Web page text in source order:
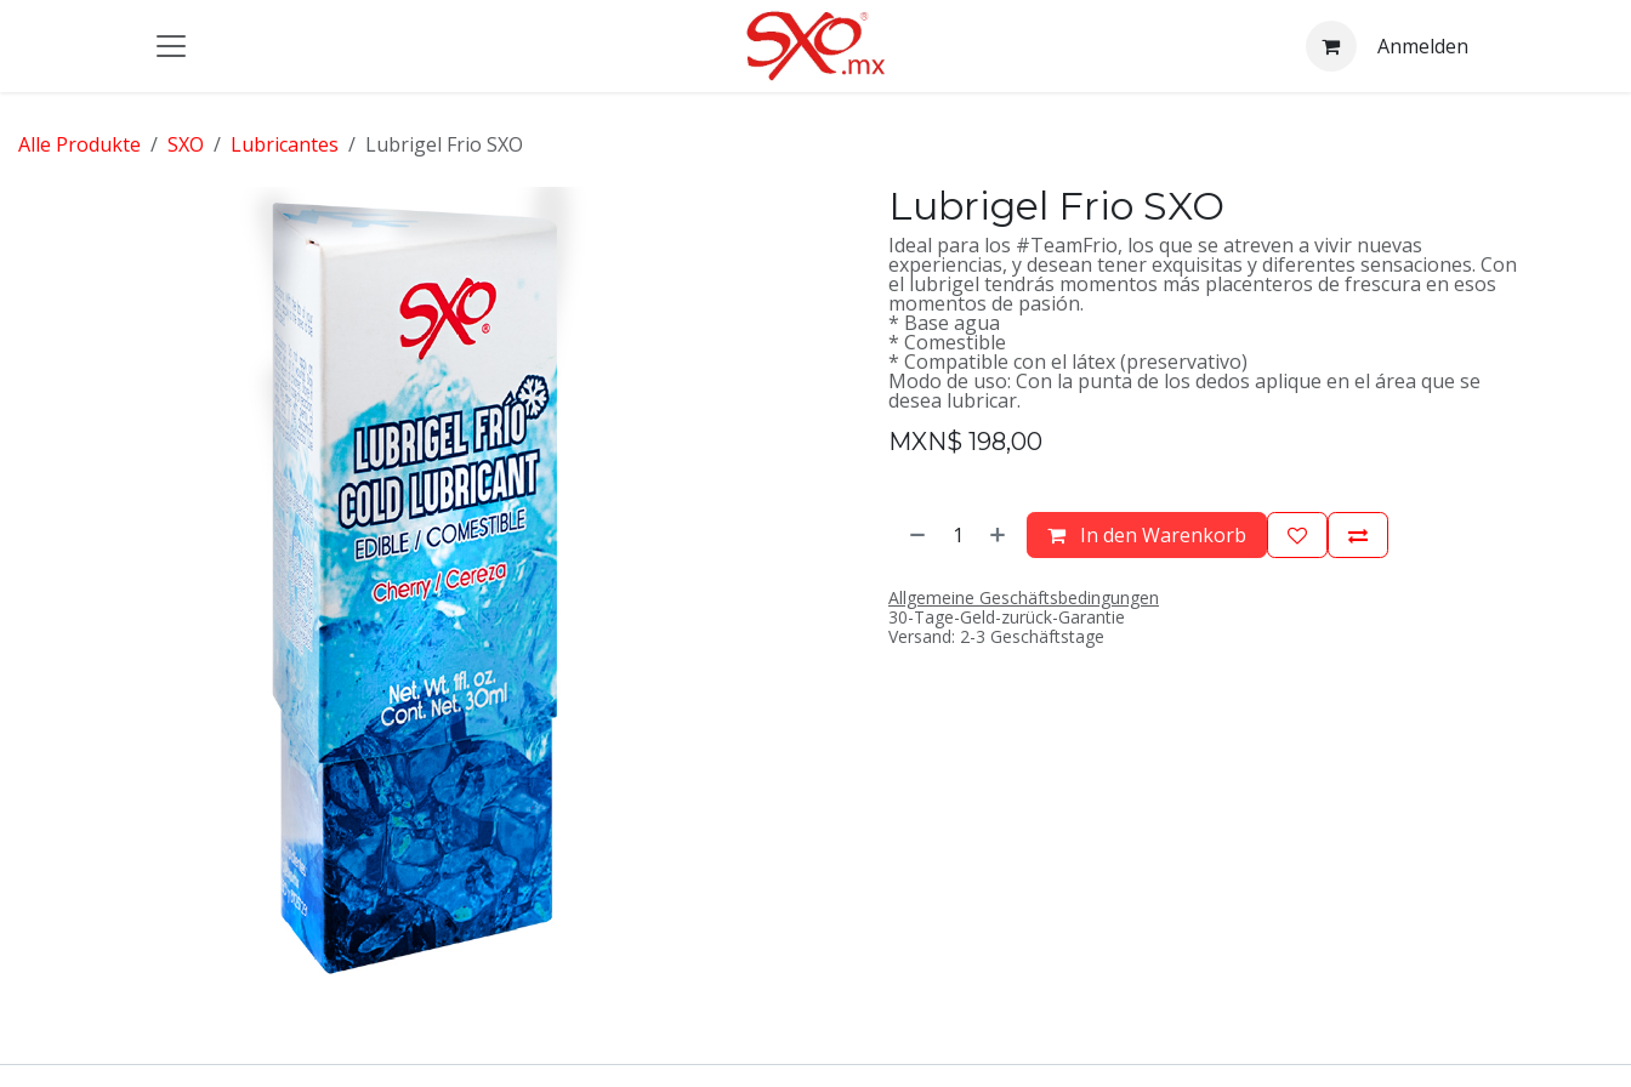
Anmelden
Alle Produkte SXO Lubricantes Lubrigel Frio SXO
Lubrigel Frio SXO
Ideal para los #TeamFrio, los que se atreven a vivir nuevas
experiencias, y desean tener exquisitas y diferentes sensaciones. Con
el lubrigel tendrás momentos más placenteros de frescura en esos
momentos de pasión.
* Base agua
* Comestible
* Compatible con el látex (preservativo)
Modo de uso: Con la punta de los dedos aplique en el área que se
desea lubricar.
MXN$ 198,00
In den Warenkorb
Allgemeine Geschäftsbedingungen
30-Tage-Geld-zurück-Garantie
Versand: 2-3 Geschäftstage